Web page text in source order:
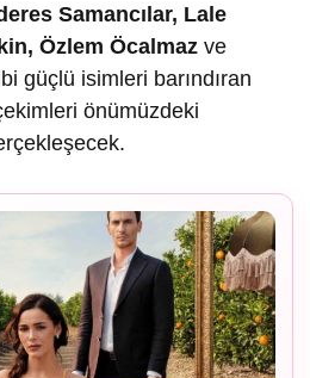
Samancılar, Lale
Özlem Öcalmaz ve
güçlü isimleri barındıran
önümüzdeki